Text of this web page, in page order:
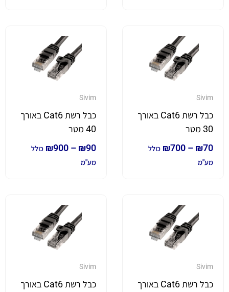
Sivim
כבל רשת Cat6 באורך
30 מטר
₪70
–
₪700
כולל
מע"מ
Sivim
כבל רשת Cat6 באורך
40 מטר
₪90
–
₪900
כולל
מע"מ
Sivim
כבל רשת Cat6 באורך
Sivim
כבל רשת Cat6 באורך